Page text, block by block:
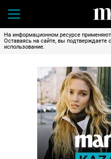
На информационном ресурсе
Оставаясь на сайте, вы подтверждаете
использование.